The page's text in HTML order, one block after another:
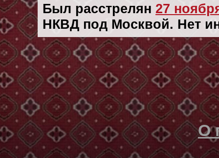
Был расстрелян 27
НКВД под Москвой. Нет
О